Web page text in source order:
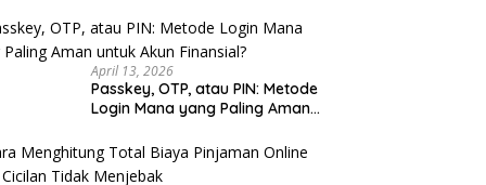
April 13, 2026
Passkey, OTP, atau PIN: Metode
Login Mana yang Paling Aman